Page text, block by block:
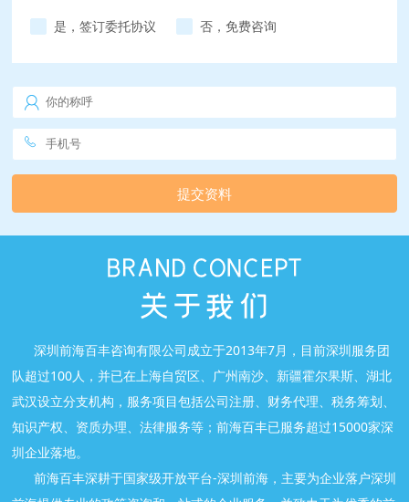
是，签订委托协议 否，免费咨询
提交资料
深圳前海百丰咨询有限公司成立于2013年7月，目前深圳服务团
队超过100人，并已在上海自贸区、广州南沙、新疆霍尔果斯、湖北
武汉设立分支机构，服务项目包括公司注册、财务代理、税务筹划、
知识产权、资质办理、法律服务等；前海百丰已服务超过15000家深
圳企业落地。
前海百丰深耕于国家级开放平台-深圳前海，主要为企业落户深圳